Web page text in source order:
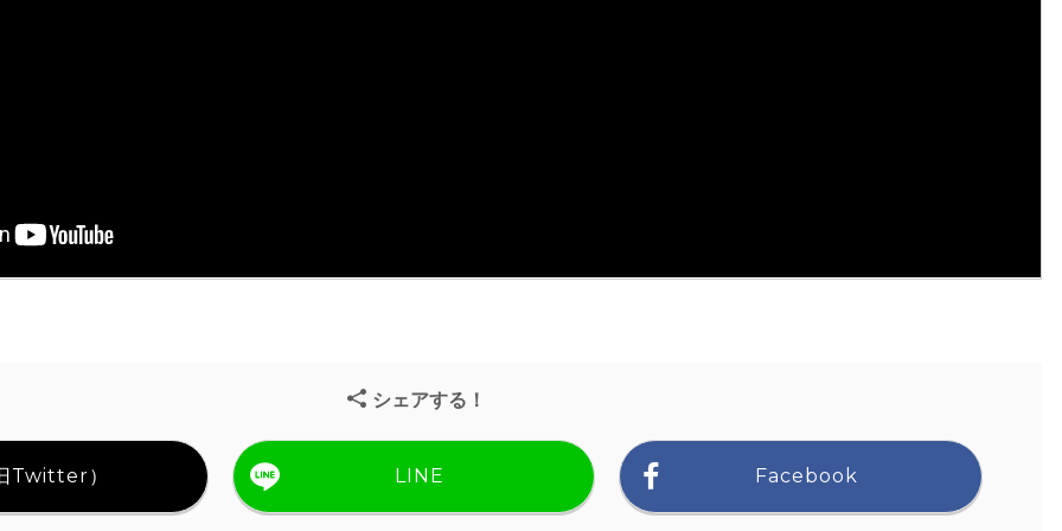
シェアする！
Twitter） LINE Facebook